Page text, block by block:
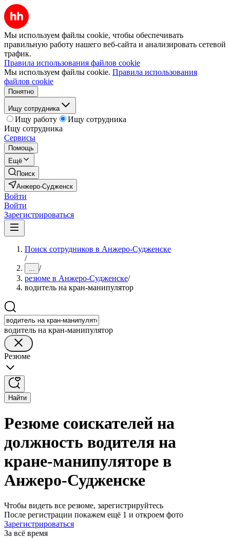
Мы используем файлы cookie, чтобы обеспечивать
правильную работу нашего веб-сайта и анализировать сетевой
трафик.
Правила использования файлов cookie
Мы используем файлы cookie. Правила использования
файлов cookie
Понятно
Ищу сотрудника
Ищу работу
Ищу сотрудника
Ищу сотрудника
Сервисы
Помощь
Ещё
Поиск
Анжеро-Судженск
Войти
Войти
Зарегистрироваться
Поиск сотрудников в Анжеро-Судженске
/
... /
резюме в Анжеро-Судженске/
водитель на кран-манипулятор
водитель на кран-манипулятор
Резюме
Найти
Резюме соискателей на
должность водителя на
кране-манипуляторе в
Анжеро-Судженске
Чтобы видеть все резюме, зарегистрируйтесь
После регистрации покажем ещё 1 и откроем фото
Зарегистрироваться
За всё время